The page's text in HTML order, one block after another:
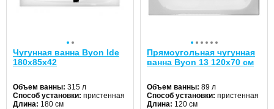
Чугунная ванна Byon Ide
180x85x42
Объем ванны: 315 л
Способ установки: пристенная
Длина: 180 см
Прямоугольная чугунная
ванна Byon 13 120х70 см
Объем ванны: 89 л
Способ установки: пристенная
Длина: 120 см